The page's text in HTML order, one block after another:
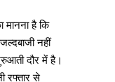
मानना है कि
नहीं
दौर में है।
रफ्तार से